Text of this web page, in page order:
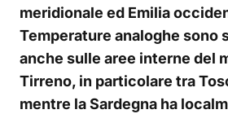
meridionale ed Emilia
Temperature analoghe sono
anche sulle aree interne del
Tirreno, in particolare tra
mentre la Sardegna ha